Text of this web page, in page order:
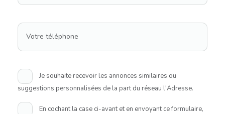
Votre téléphone
Je souhaite recevoir les annonces similaires ou
suggestions personnalisées de la part du réseau l'Adresse.
En cochant la case ci-avant et en envoyant ce formulaire,